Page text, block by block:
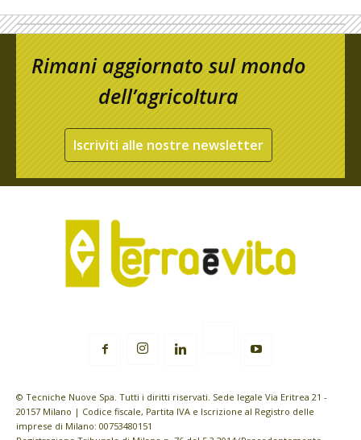
Rimani aggiornato sul mondo
dell’agricoltura
Iscriviti alle nostre newsletter
© Tecniche Nuove Spa. Tutti i diritti riservati. Sede legale Via Eritrea 21 -
20157 Milano | Codice fiscale, Partita IVA e Iscrizione al Registro delle
imprese di Milano: 00753480151